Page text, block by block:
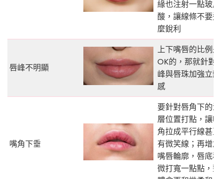
緣也注射一點玻尿
酸，讓線條不要這
麼銳利
唇峰不明顯
上下嘴唇的比例是
OK的，那就針對
峰與唇珠加強立體
感
嘴角下垂
要針對唇角下的深
層位置打點，讓嘴
角拉成平行線甚至
有微笑線；再增加
嘴唇輪廓，唇底稍
微打寬一點點，整